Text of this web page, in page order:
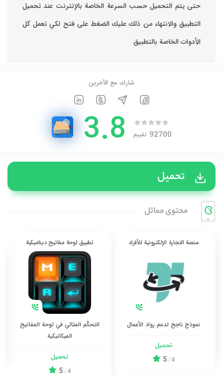
حتى يتم التحميل حسب السرعة الخاصة بالإنترنت ‏عند تحميل
التطبيق والانتهاء من ذلك عليك الضغط على فتح لكي تعمل كل
الأدوات الخاصة بالتطبيق
شارك مع الآخرين
92700 تقييم 3.8
تحميل
محتوی مماثل
منصة التجارة الإلكترونية للأفراد
نموذج ناجح لدعم رواد الأعمال
تحميل
4
/
5
تطبيق لوحة مفاتيح ديناميكية
التحكّم المثالي في لوحة المفاتيح
الميكانيكية
تحميل
4
/
5